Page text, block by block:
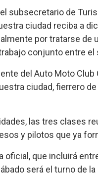
subsecretario de
ciudad reciba a
por tratarse de
conjunto entre
del Auto Moto Club
ciudad, fierrero
las tres clases
y pilotos que ya
oficial, que incluirá
será el turno de